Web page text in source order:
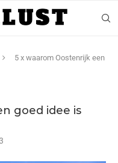
5 x waarom Oostenrijk een
goed idee is